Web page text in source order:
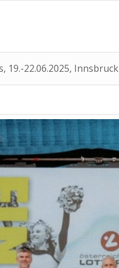
19.-22.06.2025, Innsbruck